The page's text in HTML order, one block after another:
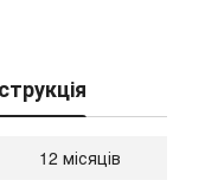
12 місяців